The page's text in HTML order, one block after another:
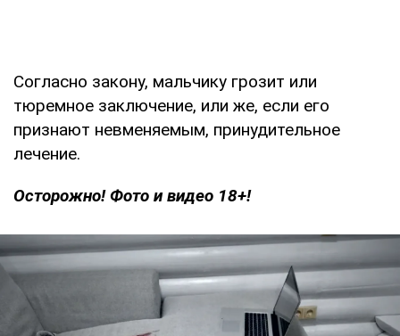
Согласно закону, мальчику грозит или
тюремное заключение, или же, если его
признают невменяемым, принудительное
лечение.
Осторожно! Фото и видео 18+!